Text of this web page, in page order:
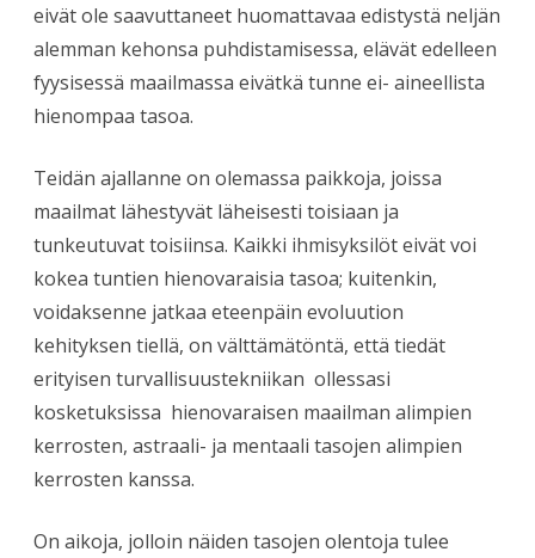
eivät ole saavuttaneet huomattavaa edistystä neljän
alemman kehonsa puhdistamisessa, elävät edelleen
fyysisessä maailmassa eivätkä tunne ei- aineellista
hienompaa tasoa.
Teidän ajallanne on olemassa paikkoja, joissa
maailmat lähestyvät läheisesti toisiaan ja
tunkeutuvat toisiinsa. Kaikki ihmisyksilöt eivät voi
kokea tuntien hienovaraisia tasoa; kuitenkin,
voidaksenne jatkaa eteenpäin evoluution
kehityksen tiellä, on välttämätöntä, että tiedät
erityisen turvallisuustekniikan ollessasi
kosketuksissa hienovaraisen maailman alimpien
kerrosten, astraali- ja mentaali tasojen alimpien
kerrosten kanssa.
On aikoja, jolloin näiden tasojen olentoja tulee